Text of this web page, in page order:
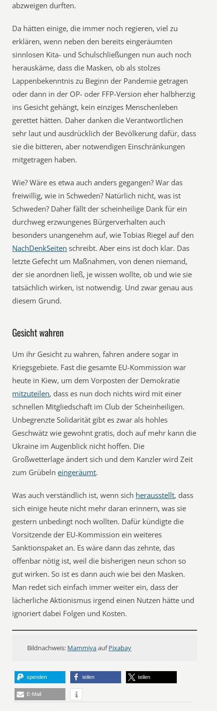
abzweigen durften.
Da hätten einige, die immer noch regieren, viel zu
erklären, wenn neben den bereits eingeräumten
sinnlosen Kita- und Schulschließungen nun auch noch
herauskäme, dass die Masken, ob als stolzes
Lappenbekenntnis zu Beginn der Pandemie getragen
oder dann in der OP- oder FFP-Version eher halbherzig
ins Gesicht gehängt, kein einziges Menschenleben
gerettet hätten. Daher danken die Verantwortlichen
sehr laut und ausdrücklich der Bevölkerung dafür, dass
sie die bitteren, aber notwendigen Einschränkungen
mitgetragen haben.
Wie? Wäre es etwa auch anders gegangen? War das
freiwillig, wie in Schweden? Natürlich nicht, was ist
Schweden? Daher fällt der scheinheilige Dank für ein
durchweg erzwungenes Bürgerverhalten auch
besonders unangenehm auf, wie Tobias Riegel auf den
NachDenkSeiten schreibt. Aber eins ist doch klar. Das
letzte Gefecht um Maßnahmen, von denen niemand,
der sie anordnen ließ, je wissen wollte, ob und wie sie
tatsächlich wirken, ist notwendig. Und zwar genau aus
diesem Grund.
Gesicht wahren
Um ihr Gesicht zu wahren, fahren andere sogar in
Kriegsgebiete. Fast die gesamte EU-Kommission war
heute in Kiew, um dem Vorposten der Demokratie
mitzuteilen, dass es nun doch nichts wird mit einer
schnellen Mitgliedschaft im Club der Scheinheiligen.
Unbegrenzte Solidarität gibt es zwar als hohles
Geschwätz wie gewohnt gratis, doch auf mehr kann die
Ukraine im Augenblick nicht hoffen. Die
Großwetterlage ändert sich und dem Kanzler wird Zeit
zum Grübelneingeräumt.
Was auch verständlich ist, wenn sich herausstellt, dass
sich einige heute nicht mehr daran erinnern, was sie
gestern unbedingt noch wollten. Dafür kündigte die
Vorsitzende der EU-Kommission ein weiteres
Sanktionspaket an. Es wäre dann das zehnte, das
offenbar nötig ist, weil die bisherigen neun schon so
gut wirken. So ist es dann auch wie bei den Masken.
Man redet sich einfach immer weiter ein, dass der
lächerliche Aktionismus irgend einen Nutzen hätte und
ignoriert dabei Folgen und Kosten.
Bildnachweis: MammiyaaufPixabay
spenden teilen teilen
E-Mail